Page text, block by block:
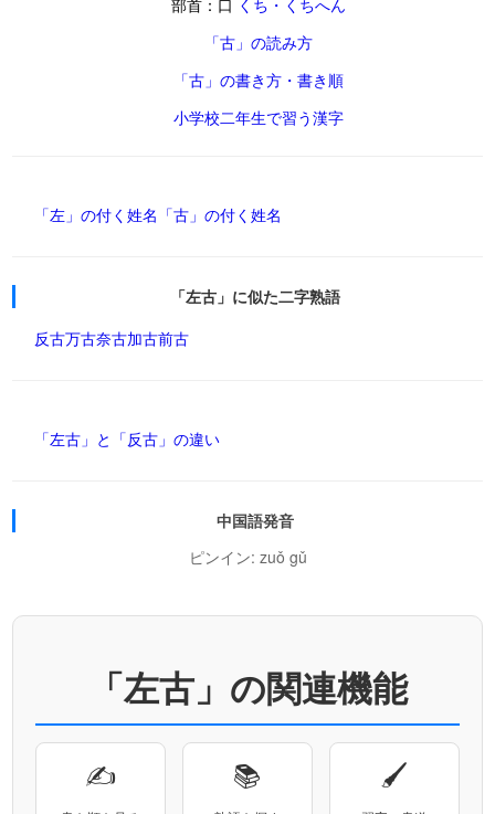
部首：口 くち・くちへん
「古」の読み方
「古」の書き方・書き順
小学校二年生で習う漢字
「左」の付く姓名 「古」の付く姓名
「左古」に似た二字熟語
反古万古奈古加古前古
「左古」と「反古」の違い
中国語発音
ピンイン: zuǒ gǔ
「左古」の関連機能
✍ 📚 🖌